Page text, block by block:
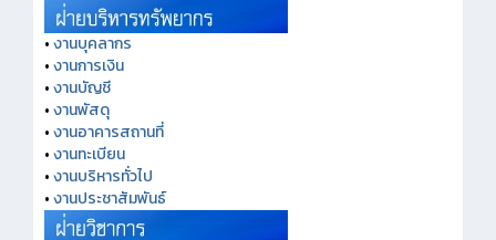
•งานบุคลากร
•งานการเงิน
•งานบัญชี
•งานพัสดุ
•งานอาคารสถานที่
•งานทะเบียน
•งานบริหารทั่วไป
•งานประชาสัมพันธ์